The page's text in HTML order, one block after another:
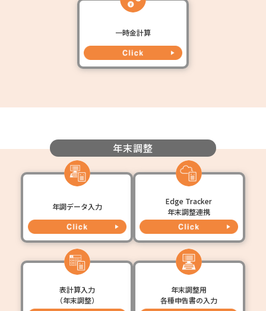
一時金計算
年末調整
年調データ入力
Edge Tracker
年末調整連携
表計算入力
（年末調整）
年末調整用
各種申告書の入力